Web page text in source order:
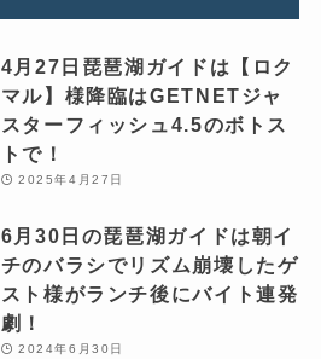
4月27日琵琶湖ガイドは【ロク
マル】様降臨はGETNETジャ
スターフィッシュ4.5のボトス
トで！
2025年4月27日
6月30日の琵琶湖ガイドは朝イ
チのバラシでリズム崩壊したゲ
スト様がランチ後にバイト連発
劇！
2024年6月30日